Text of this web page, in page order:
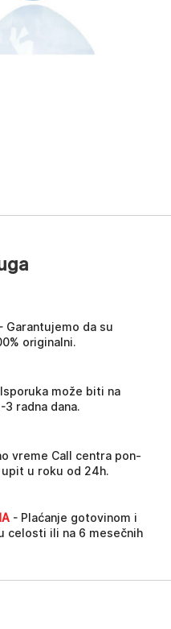
Garantujemo da su
originalni.
može biti na
radna dana.
vreme Call centra pon-
upit u roku od 24h.
- Plaćanje gotovinom i
celosti ili na 6 mesečnih